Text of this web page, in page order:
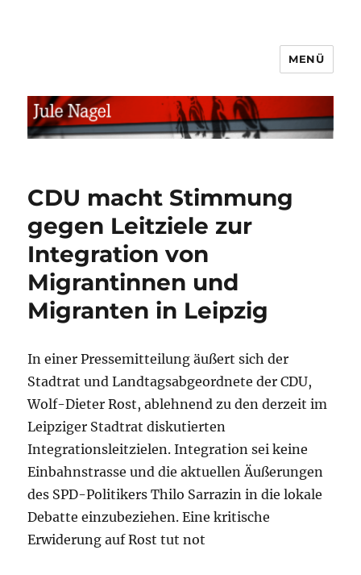
MENÜ
CDU macht Stimmung
gegen Leitziele zur
Integration von
Migrantinnen und
Migranten in Leipzig
In einer Pressemitteilung äußert sich der
Stadtrat und Landtagsabgeordnete der CDU,
Wolf-Dieter Rost, ablehnend zu den derzeit im
Leipziger Stadtrat diskutierten
Integrationsleitzielen. Integration sei keine
Einbahnstrasse und die aktuellen Äußerungen
des SPD-Politikers Thilo Sarrazin in die lokale
Debatte einzubeziehen. Eine kritische
Erwiderung auf Rost tut not